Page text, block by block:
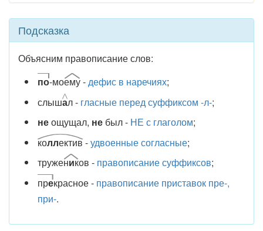
Подсказка
Объясним правописание слов:
по-моему-дефис в наречиях;
слышал - гласные перед суффиксом -л-;
неощущал, небыл - НЕ с глаголом;
коллектив-удвоенные согласные;
тружеников - правописание суффиксов;
прекрасное - правописание приставок пре-,
при-.